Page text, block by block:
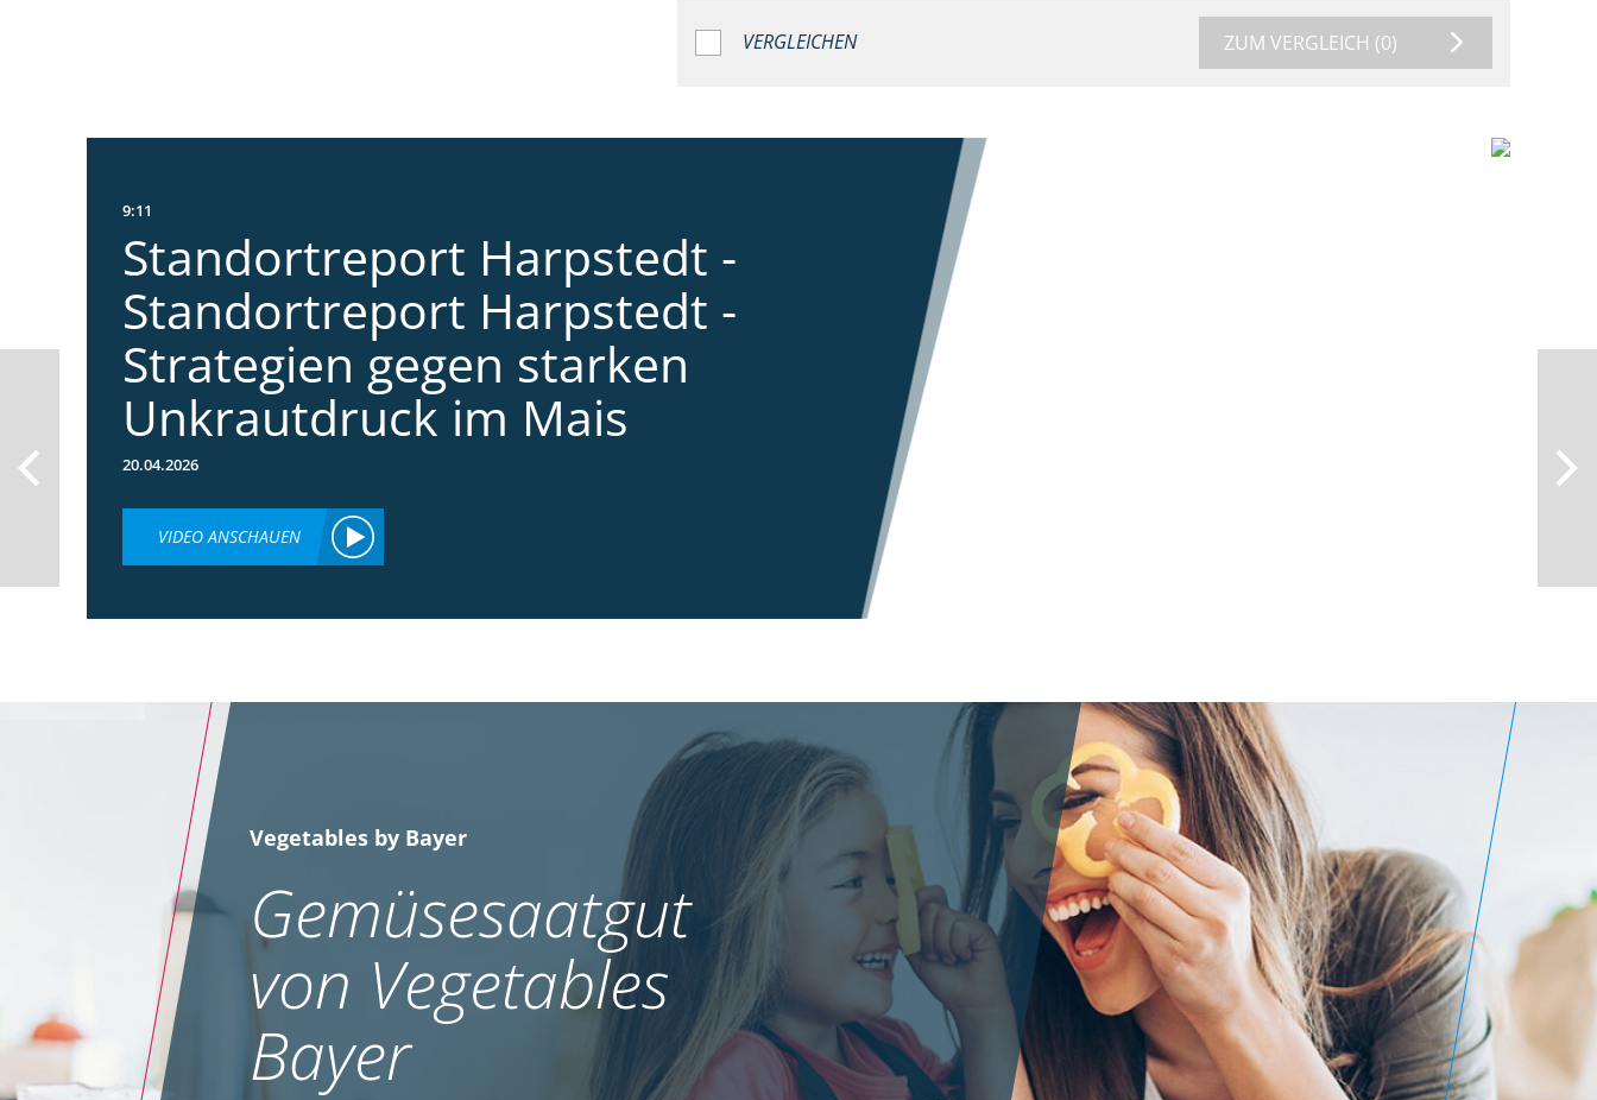
VERGLEICHEN ZUM VERGLEICH (0)
9:11
Standortreport Harpstedt -
Standortreport Harpstedt -
Strategien gegen starken
Unkrautdruck im Mais
20.04.2026
VIDEO ANSCHAUEN
Vegetables by Bayer
Gemüsesaatgut
von Vegetables
Bayer